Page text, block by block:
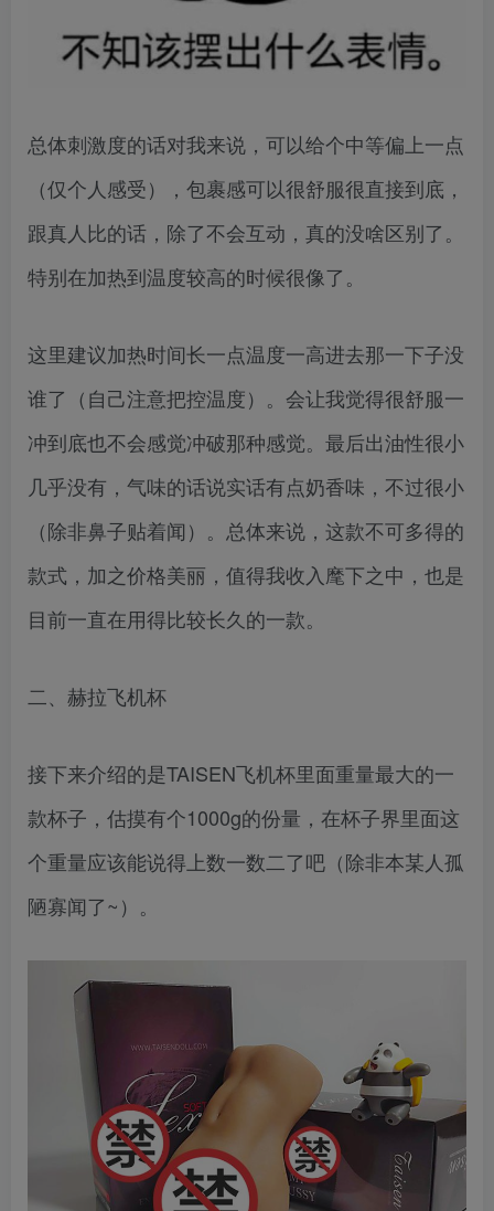
总体刺激度的话对我来说，可以给个中等偏上一点
（仅个人感受），包裹感可以很舒服很直接到底，
跟真人比的话，除了不会互动，真的没啥区别了。
特别在加热到温度较高的时候很像了。
这里建议加热时间长一点温度一高进去那一下子没
谁了（自己注意把控温度）。会让我觉得很舒服一
冲到底也不会感觉冲破那种感觉。最后出油性很小
几乎没有，气味的话说实话有点奶香味，不过很小
（除非鼻子贴着闻）。总体来说，这款不可多得的
款式，加之价格美丽，值得我收入麾下之中，也是
目前一直在用得比较长久的一款。
二、赫拉飞机杯
接下来介绍的是TAISEN飞机杯里面重量最大的一
款杯子，估摸有个1000g的份量，在杯子界里面这
个重量应该能说得上数一数二了吧（除非本某人孤
陋寡闻了~）。